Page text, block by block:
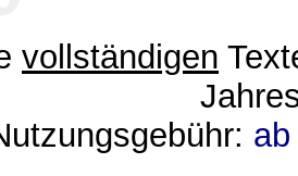
vollständigen